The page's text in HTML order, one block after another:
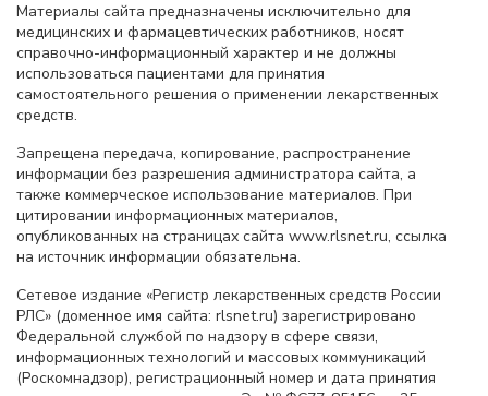
Материалы сайта предназначены исключительно для
медицинских и фармацевтических работников, носят
справочно-информационный характер и не должны
использоваться пациентами для принятия
самостоятельного решения о применении лекарственных
средств.
Запрещена передача, копирование, распространение
информации без разрешения администратора сайта, а
также коммерческое использование материалов. При
цитировании информационных материалов,
опубликованных на страницах сайта www.rlsnet.ru, ссылка
на источник информации обязательна.
Сетевое издание «Регистр лекарственных средств России
РЛС» (доменное имя сайта: rlsnet.ru) зарегистрировано
Федеральной службой по надзору в сфере связи,
информационных технологий и массовых коммуникаций
(Роскомнадзор), регистрационный номер и дата принятия